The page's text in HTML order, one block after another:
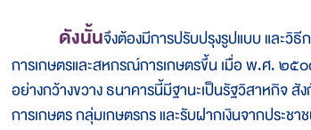
ดังนั้นจึงต้องมีการปรับปรุงรูปแบบ และวิ
การเกษตรและสหกรณ์การเกษตรขึ้น เมื่อ พ.ศ. ๒๕
อย่างกว้างขวาง ธนาคารนี้มีฐานะเป็นรัฐวิสาหกิจ
การเกษตร กลุ่มเกษตรกร และรับฝากเงินจากประชา